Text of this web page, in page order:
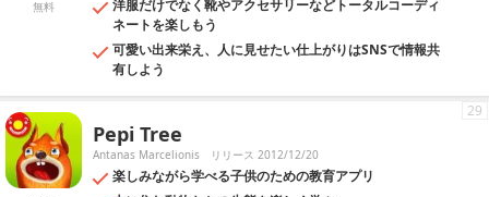
無料
洋服だけでなく靴やアクセサリーなどトータルコーディ
ネートを楽しもう
可愛い出来栄え、人に見せたい仕上がりはSNSで情報共
有しよう
Pepi Tree
Antanas Marcelionis リリース 2012/12/20
楽しみながら学べる子供のための教育アプリ
29